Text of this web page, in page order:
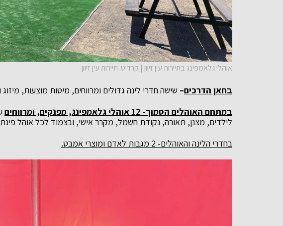
אוהלי גלאמפינג בתיירות עין זיוון | קרדיט: תיירות עין זיוון
בחאן הדרכים– שישה חדרי לינה גדולים ומרווחים, מיטות מוצעות,
במתחם האוהלים הסמוך- 12 אוהלי גלאמפינג, מפנקים, ומרווחים
לילדים, מצנן, תאורה, נקודת חשמל, מקרר אישי, ובצמוד לכל אוהל
בחדרי הלינה והאוהלים- 2 מגבות לאדם ומוצרי אמבט.